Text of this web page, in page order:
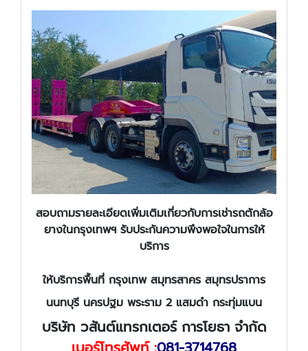
สอบถามรายละเอียดเพิ่มเติมเกี่ยวกับการเช่ารถตักล้อ
ยางในกรุงเทพฯ รับประกันความพึงพอใจในการให้
บริการ
ให้บริการพื้นที่ กรุงเทพ สมุทรสาคร สมุทรปราการ
นนทบุรี นครปฐม พระราม 2 แสมดำ กระทุ่มแบน
บริษัท วสันต์แทรกเตอร์ การโยธา จำกัด